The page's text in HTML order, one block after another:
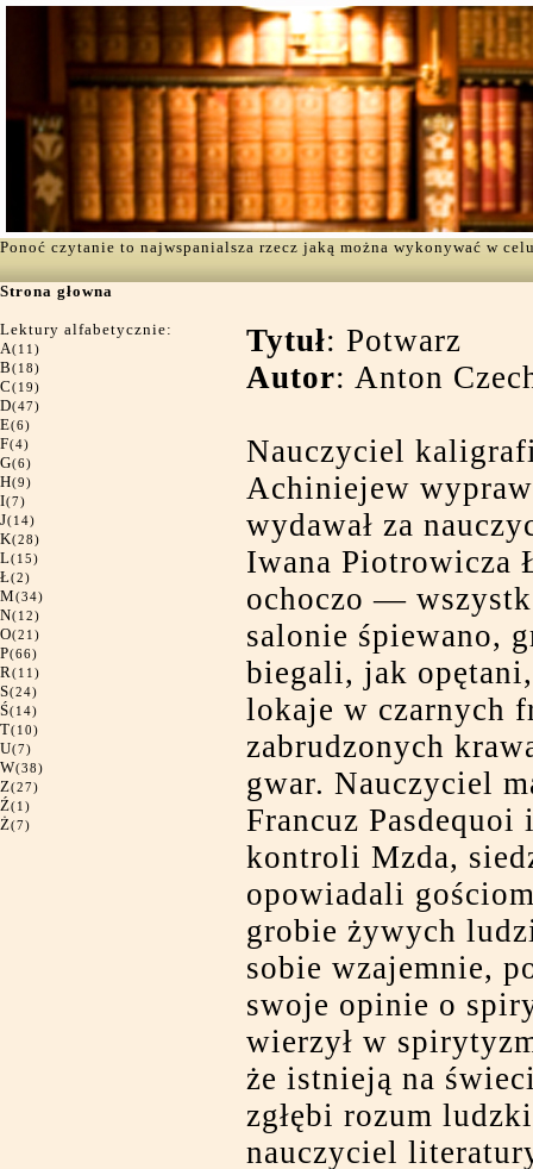
Ponoć czytanie to najwspanialsza rzecz jaką można wykonywać w
Strona głowna
Lektury alfabetycznie:
A(11)
B(18)
C(19)
D(47)
E(6)
F(4)
G(6)
H(9)
I(7)
J(14)
K(28)
L(15)
Ł(2)
M(34)
N(12)
O(21)
P(66)
R(11)
S(24)
Ś(14)
T(10)
U(7)
W(38)
Z(27)
Ź(1)
Ż(7)
Tytuł: Potwarz
Autor: Anton
Nauczyciel
Achiniejew
wydawał za
Iwana Piotrowicza
ochoczo —
salonie śpiewano,
biegali, jak
lokaje w czarnych
zabrudzonych
gwar. Nauczyciel
Francuz
kontroli Mzda,
opowiadali
grobie żywych
sobie wzajemnie,
swoje opinie o
wierzył w
że istnieją na
zgłębi rozum
nauczyciel